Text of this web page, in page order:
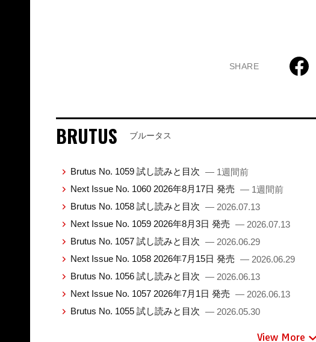
SHARE
BRUTUS ブルータス
Brutus No. 1059 試し読みと目次 — 1週間前
Next Issue No. 1060 2026年8月17日 発売 — 1週間前
Brutus No. 1058 試し読みと目次 — 2026.07.13
Next Issue No. 1059 2026年8月3日 発売 — 2026.07.13
Brutus No. 1057 試し読みと目次 — 2026.06.29
Next Issue No. 1058 2026年7月15日 発売 — 2026.06.29
Brutus No. 1056 試し読みと目次 — 2026.06.13
Next Issue No. 1057 2026年7月1日 発売 — 2026.06.13
Brutus No. 1055 試し読みと目次 — 2026.05.30
View More